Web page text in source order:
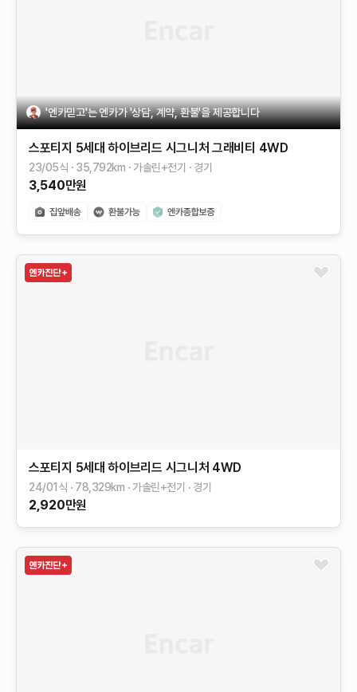
'엔카믿고'는 엔카가 '상담, 계약, 환불'을 제공합니다
스포티지 5세대 하이브리드 시그니처 그래비티 4WD
23/05식 35,792km 가솔린+전기 경기
3,540만원
스포티지 5세대 하이브리드 시그니처 4WD
24/01식 78,329km 가솔린+전기 경기
2,920만원